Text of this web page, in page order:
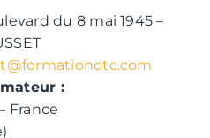
du 8 mai 1945 –
:
France